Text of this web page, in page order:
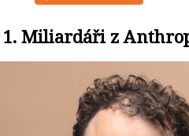
1. Miliardáři z